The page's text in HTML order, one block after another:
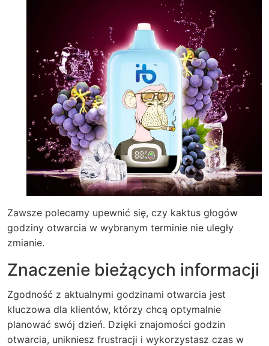
Zawsze polecamy upewnić się, czy kaktus głogów
godziny otwarcia w wybranym terminie nie uległy
zmianie.
Znaczenie bieżących informacji
Zgodność z aktualnymi godzinami otwarcia jest
kluczowa dla klientów, którzy chcą optymalnie
planować swój dzień. Dzięki znajomości godzin
otwarcia, unikniesz frustracji i wykorzystasz czas w